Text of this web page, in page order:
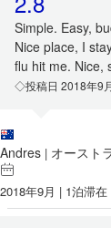
Simple. Easy,
Nice place, I
flu hit me. Nice,
◇投稿日 2018年9
Andres | オースト
2018年9月 | 1泊滞在